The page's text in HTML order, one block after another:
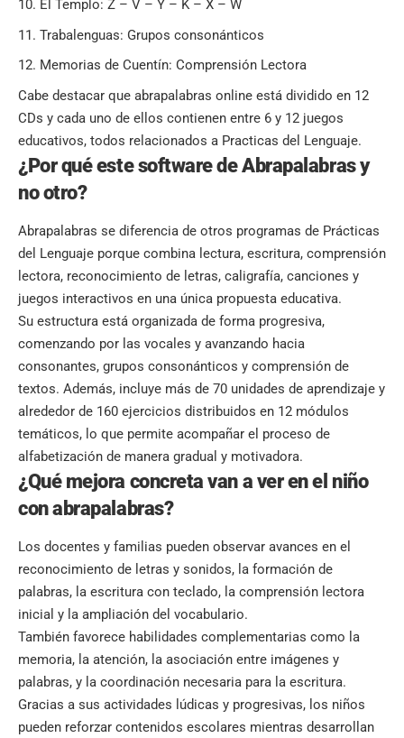
El Templo: Z – V – Y – K – X – W
Trabalenguas: Grupos consonánticos
Memorias de Cuentín: Comprensión Lectora
Cabe destacar que abrapalabras online está dividido en 12
CDs y cada uno de ellos contienen entre 6 y 12 juegos
educativos, todos relacionados a Practicas del Lenguaje.
¿Por qué este software de Abrapalabras y
no otro?
Abrapalabras se diferencia de otros programas de Prácticas
del Lenguaje porque combina lectura, escritura, comprensión
lectora, reconocimiento de letras, caligrafía, canciones y
juegos interactivos en una única propuesta educativa.
Su estructura está organizada de forma progresiva,
comenzando por las vocales y avanzando hacia
consonantes, grupos consonánticos y comprensión de
textos. Además, incluye más de 70 unidades de aprendizaje y
alrededor de 160 ejercicios distribuidos en 12 módulos
temáticos, lo que permite acompañar el proceso de
alfabetización de manera gradual y motivadora.
¿Qué mejora concreta van a ver en el niño
con abrapalabras?
Los docentes y familias pueden observar avances en el
reconocimiento de letras y sonidos, la formación de
palabras, la escritura con teclado, la comprensión lectora
inicial y la ampliación del vocabulario.
También favorece habilidades complementarias como la
memoria, la atención, la asociación entre imágenes y
palabras, y la coordinación necesaria para la escritura.
Gracias a sus actividades lúdicas y progresivas, los niños
pueden reforzar contenidos escolares mientras desarrollan